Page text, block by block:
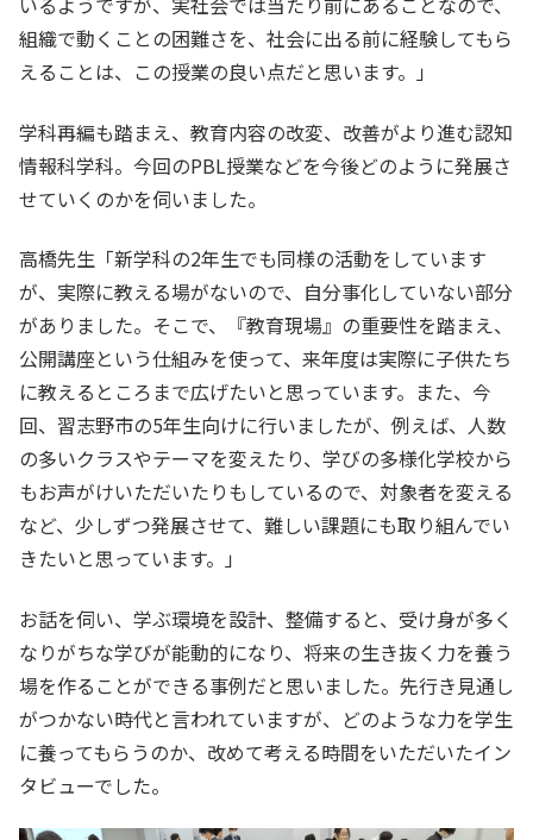
組織で動くことの困難さを、社会に出る前に経験してもら
えることは、この授業の良い点だと思います。」
学科再編も踏まえ、教育内容の改変、改善がより進む認知
情報科学科。今回のPBL授業などを今後どのように発展さ
せていくのかを伺いました。
高橋先生「新学科の2年生でも同様の活動をしています
が、実際に教える場がないので、自分事化していない部分
がありました。そこで、『教育現場』の重要性を踏まえ、
公開講座という仕組みを使って、来年度は実際に子供たち
に教えるところまで広げたいと思っています。また、今
回、習志野市の5年生向けに行いましたが、例えば、人数
の多いクラスやテーマを変えたり、学びの多様化学校から
もお声がけいただいたりもしているので、対象者を変える
など、少しずつ発展させて、難しい課題にも取り組んでい
きたいと思っています。」
お話を伺い、学ぶ環境を設計、整備すると、受け身が多く
なりがちな学びが能動的になり、将来の生き抜く力を養う
場を作ることができる事例だと思いました。先行き見通し
がつかない時代と言われていますが、どのような力を学生
に養ってもらうのか、改めて考える時間をいただいたイン
タビューでした。